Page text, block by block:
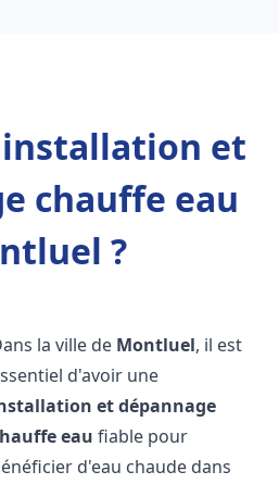
installation et
chauffe eau
?
la ville de Montluel, il est
d'avoir une
et dépannage
eau fiable pour
d'eau chaude dans